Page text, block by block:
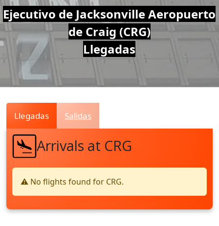
Air
Traffic
Live
Ejecutivo de Jacksonville Aeropuerto
de Craig (CRG)
Llegadas
Llegadas Salidas
Arrivals at CRG
⚠️ No flights found for CRG.